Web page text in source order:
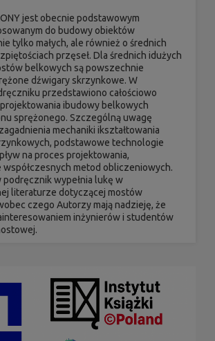
jest obecnie podstawowym
do budowy obiektów
tylko małych, ale również o średnich
przęseł. Dla średnich idużych
belkowych są powszechnie
dźwigary skrzynkowe. W
przedstawiono całościowo
ibudowy belkowych
sprężonego. Szczególną uwagę
mechaniki ikształtowania
podstawowe technologie
na proces projektowania,
metod obliczeniowych.
wypełnia lukę w
literaturze dotyczącej mostów
czego Autorzy mają nadzieję, że
inżynierów i studentów